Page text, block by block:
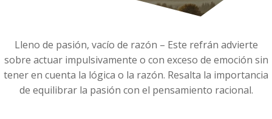
Lleno de pasión, vacío de razón – Este refrán advierte
sobre actuar impulsivamente o con exceso de emoción sin
tener en cuenta la lógica o la razón. Resalta la importancia
de equilibrar la pasión con el pensamiento racional.